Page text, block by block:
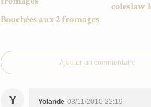
Bouchées aux 2 fromages
coleslaw
Ajouter un commentaire
Y Yolande 03/11/2010 22:19